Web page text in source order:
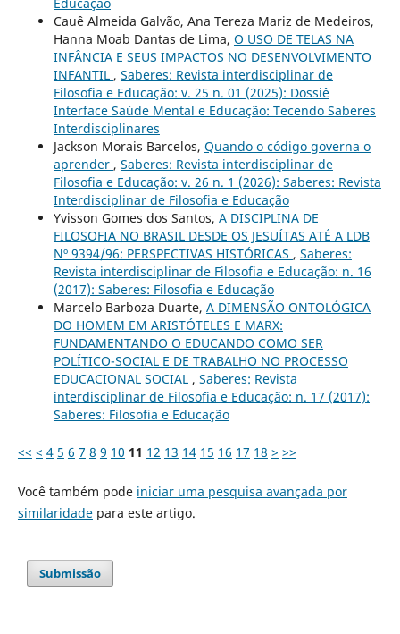
Cauê Almeida Galvão, Ana Tereza Mariz de Medeiros,
Hanna Moab Dantas de Lima, O USO DE TELAS NA
INFÂNCIA E SEUS IMPACTOS NO DESENVOLVIMENTO
INFANTIL , Saberes: Revista interdisciplinar de
Filosofia e Educação: v. 25 n. 01 (2025): Dossiê
Interface Saúde Mental e Educação: Tecendo Saberes
Interdisciplinares
Jackson Morais Barcelos, Quando o código governa o
aprender , Saberes: Revista interdisciplinar de
Filosofia e Educação: v. 26 n. 1 (2026): Saberes: Revista
Interdisciplinar de Filosofia e Educação
Yvisson Gomes dos Santos, A DISCIPLINA DE
FILOSOFIA NO BRASIL DESDE OS JESUÍTAS ATÉ A LDB
Nº 9394/96: PERSPECTIVAS HISTÓRICAS , Saberes:
Revista interdisciplinar de Filosofia e Educação: n. 16
(2017): Saberes: Filosofia e Educação
Marcelo Barboza Duarte, A DIMENSÃO ONTOLÓGICA
DO HOMEM EM ARISTÓTELES E MARX:
FUNDAMENTANDO O EDUCANDO COMO SER
POLÍTICO-SOCIAL E DE TRABALHO NO PROCESSO
EDUCACIONAL SOCIAL , Saberes: Revista
interdisciplinar de Filosofia e Educação: n. 17 (2017):
Saberes: Filosofia e Educação
<< < 4 5 6 7 8 9 10 11 12 13 14 15 16 17 18 > >>
Você também pode iniciar uma pesquisa avançada por
similaridadepara este artigo.
Submissão